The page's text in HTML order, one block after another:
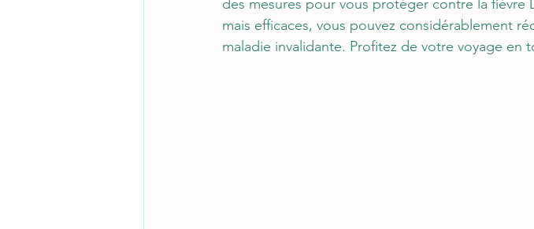
des mesures pour vous protéger contre la fièvre
mais efficaces, vous pouvez considérablement
maladie invalidante. Profitez de votre voyage